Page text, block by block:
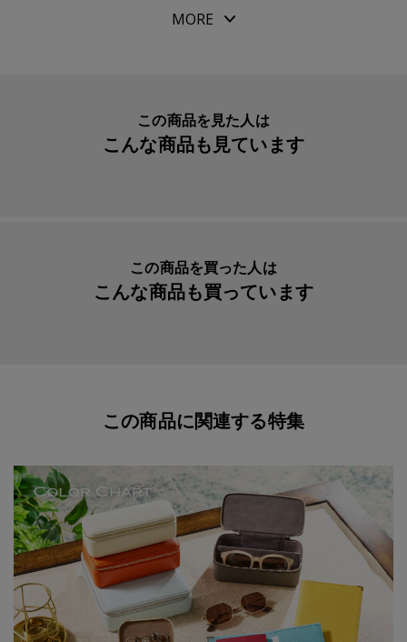
カードはもちろん、Ａ４書類（４つ折り）・ペン・国際免
許も収まるので、煩雑になりがちな旅の資料をすっきり携
内装の両サイドにそれぞれ、２重構造のポケットを配した
左のポケットは「着物のあわせ」のような特徴的なつく
資料の出し入れがスムーズに行えるように工夫されていま
す。
また、情報流出防止機能も内蔵。
海外の旅で一層気になるセキュリティー対策も備えていま
す。
特別なひとときの気配が、旅の時間をより鮮やかに彩りま
138g
AAG7890L
MORE
この商品を見た人は
こんな商品も見ています
この商品を買った人は
こんな商品も買っています
この商品に関連する特集